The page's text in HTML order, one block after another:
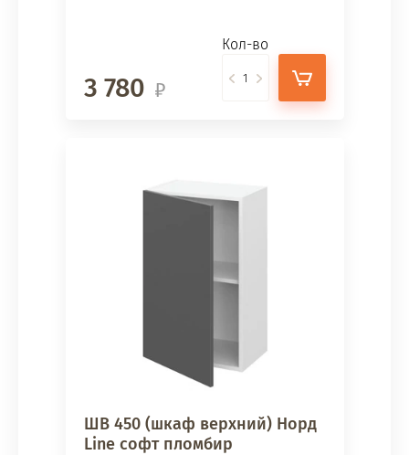
3 780
Кол-во
ШВ 450 (шкаф верхний) Норд
Line софт пломбир